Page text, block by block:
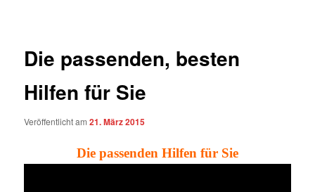
Die passenden, besten
Hilfen für Sie
Veröffentlicht am21. März 2015
Die passenden Hilfen für Sie